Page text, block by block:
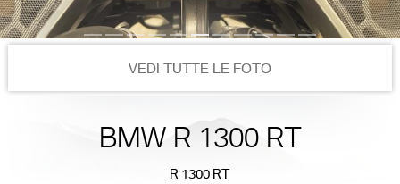
VEDI TUTTE LE FOTO
BMW R 1300 RT
R 1300 RT